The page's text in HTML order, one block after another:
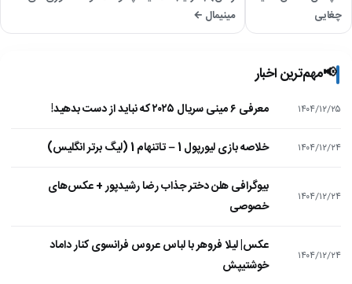
چغایی
مینیمال ←
📢مهم‌ترین اخبار
۱۴۰۴/۱۲/۲۵ معرفی ۶ مینی سریال ۲۰۲۵ که نباید از دست بدهید!
۱۴۰۴/۱۲/۲۴ خلاصه بازی لیورپول 1 – تاتنهام 1 (لیگ برتر انگلیس)
۱۴۰۴/۱۲/۲۴
بیوگرافی هلن دختر جذاب رضا رشیدپور + عکس‌های
خصوصی
۱۴۰۴/۱۲/۲۴
عکس| لیلا فروهر با لباس عروس فرانسوی کنار داماد
خوشتیپش